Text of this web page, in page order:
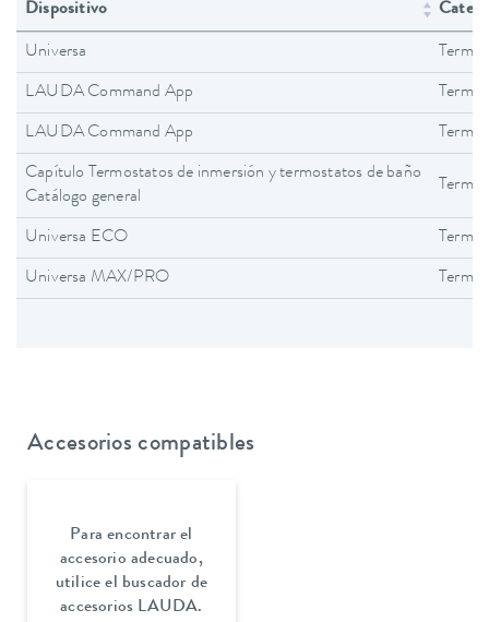
Dispositivo
Universa
LAUDA Command App
LAUDA Command App
Capítulo Termostatos de inmersión y termostatos de baño
Catálogo general
Universa ECO
Universa MAX/PRO
Accesorios compatibles
Para encontrar el
accesorio adecuado,
utilice el buscador de
accesorios LAUDA.